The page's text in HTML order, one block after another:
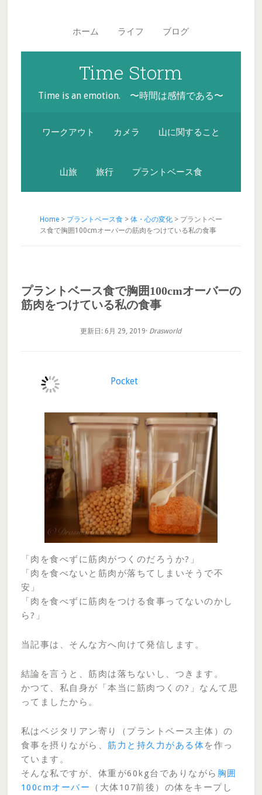
navigation
ホーム ライフ ブログ
Time Storm
Time is an emotion. 〜時間は感情である〜
ワークアウト カメラ 山に関すること
山旅 旅行 プラントベース食
Home> プラントベース食> 体・心の変化> プラントベー
ス食で胸囲100cmオーバーの筋肉をつけている私の食事
プラントベース食で胸囲100cmオーバーの
筋肉をつけている私の食事
更新日: 6月 29, 2019· Drasworld
Pocket
「肉を食べずに筋肉がつくのだろうか?」
「肉を食べないと筋肉が落ちてしまいそうで不
安」
「肉を食べずに筋肉をつける食事ってないのかし
ら?」
当記事は、そんな方へ向けて発信します。
結論を言うと、筋肉は落ちないし、つきます。
かつて、私自身が「本当に筋肉つくの?」なんて思
ってましたから。
私はベジタリアン寄り（プラントベース主体）の
食事を摂りながら、筋力と持久力がある体を作っ
ています。
そんな私ですが、体重が60kg台でありながら 胸囲
100cmオーバー
（大体107前後）の体をキープし